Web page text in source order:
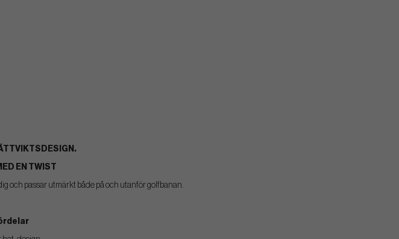
EN TWIST
och passar utmärkt både på och utanför golfbanan.